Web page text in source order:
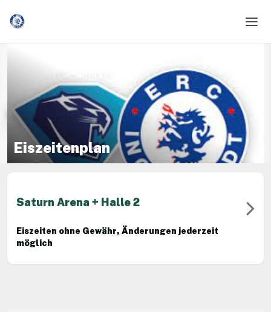
Login
Sprache
Hilfe & Info
Eiszeitenplan
Saturn Arena + Halle 2
Eiszeiten ohne Gewähr, Änderungen jederzeit
möglich